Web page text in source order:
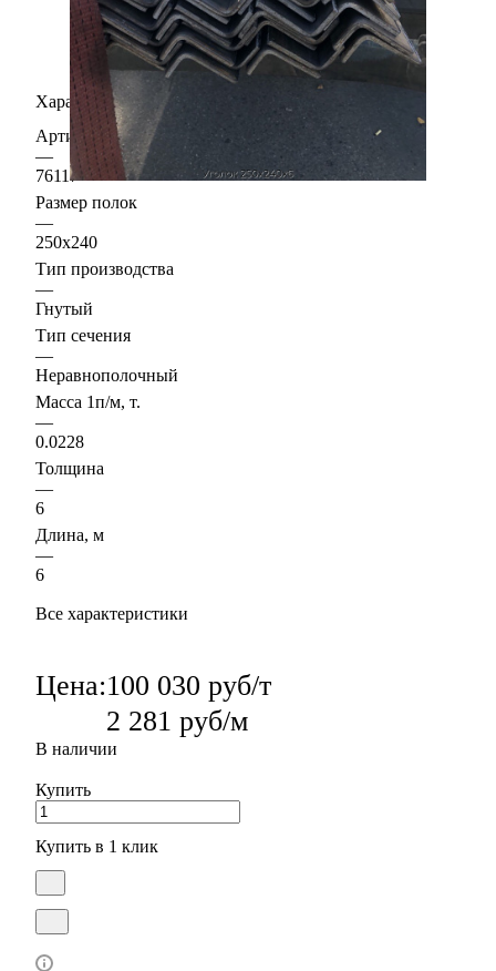
Характеристики
Артикул
—
76117
Размер полок
—
250х240
Тип производства
—
Гнутый
Тип сечения
—
Неравнополочный
Масса 1п/м, т.
—
0.0228
Толщина
—
6
Длина, м
—
6
Все характеристики
Цена:100 030 руб/т
2 281 руб/м
В наличии
Купить
Купить в 1 клик